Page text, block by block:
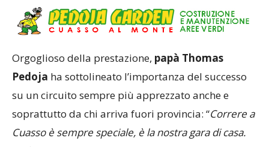
Orgoglioso della prestazione,papà Thomas
Pedojaha sottolineato l’importanza del successo
su un circuito sempre più apprezzato anche e
soprattutto da chi arriva fuori provincia: “Correre a